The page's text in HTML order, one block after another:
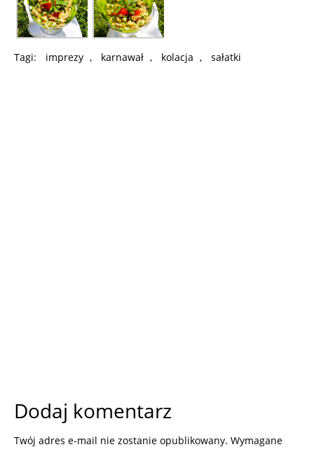
Tagi: imprezy , karnawał , kolacja , sałatki
Dodaj komentarz
Twój adres e-mail nie zostanie opublikowany. Wymagane